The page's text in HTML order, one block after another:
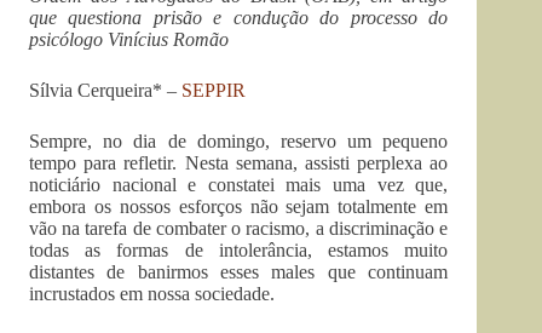
que questiona prisão e condução do processo do
psicólogo Vinícius Romão
Sílvia Cerqueira* – SEPPIR
Sempre, no dia de domingo, reservo um pequeno
tempo para refletir. Nesta semana, assisti perplexa ao
noticiário nacional e constatei mais uma vez que,
embora os nossos esforços não sejam totalmente em
vão na tarefa de combater o racismo, a discriminação e
todas as formas de intolerância, estamos muito
distantes de banirmos esses males que continuam
incrustados em nossa sociedade.